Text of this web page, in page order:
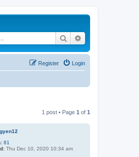
Search
Login
Register
1 post • Page 1 of 1
81
Thu Dec 10, 2020 10:34 am